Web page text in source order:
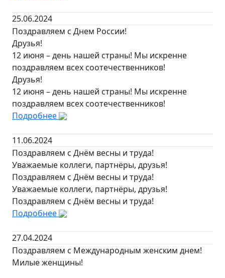
25.06.2024
Поздравляем с Днем России!
Друзья!
12 июня – день нашей страны! Мы искренне
поздравляем всех соотечественников!
Друзья!
12 июня – день нашей страны! Мы искренне
поздравляем всех соотечественников!
Подробнее
11.06.2024
Поздравляем с Днём весны и труда!
Уважаемые коллеги, партнёры, друзья!
Поздравляем с Днём весны и труда!
Уважаемые коллеги, партнёры, друзья!
Поздравляем с Днём весны и труда!
Подробнее
27.04.2024
Поздравляем с Международным женским днем!
Милые женщины!